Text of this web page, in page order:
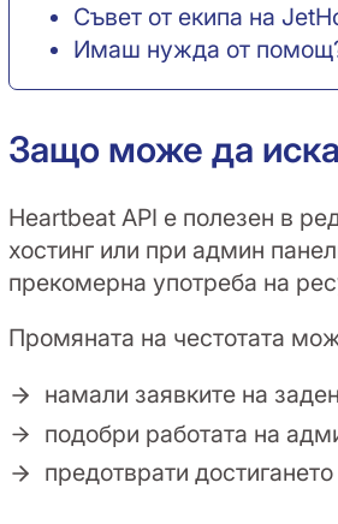
Съвет от екипа на
Имаш нужда от
Защо може да
Heartbeat API е полезен в
хостинг или при админ
прекомерна употреба на
Промяната на честотата
намали заявките на
подобри работата на
предотврати